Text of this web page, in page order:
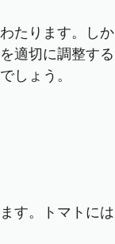
たります。しか
適切に調整する
しょう。
す。トマトには